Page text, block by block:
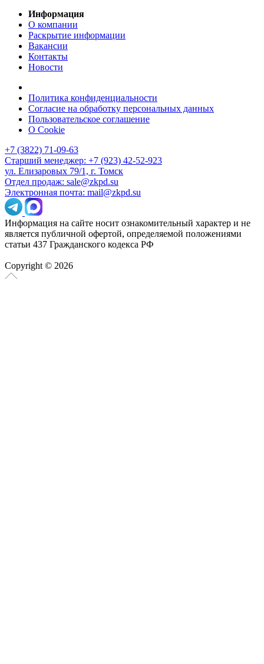
Информация
О компании
Раскрытие информации
Вакансии
Контакты
Новости
Политика конфиденциальности
Согласие на обработку персональных данных
Пользовательское соглашение
О Cookie
+7 (3822) 71-09-63
Старший менеджер: +7 (923) 42-52-923
ул. Елизаровых 79/1, г. Томск
Отдел продаж: sale@zkpd.su
Электронная почта: mail@zkpd.su
Информация на сайте носит ознакомительный характер и не
является публичной офертой, определяемой положениями
статьи 437 Гражданского кодекса РФ
Copyright © 2026